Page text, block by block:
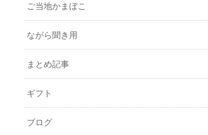
ご当地かまぼこ
ながら聞き用
まとめ記事
ギフト
ブログ